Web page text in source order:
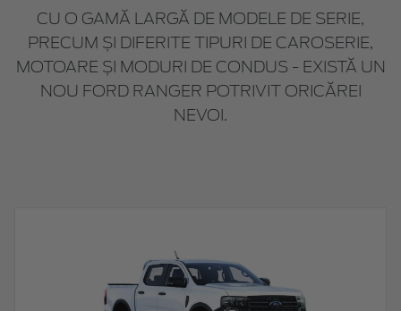
CU O GAMĂ LARGĂ DE MODELE DE SERIE,
PRECUM ȘI DIFERITE TIPURI DE CAROSERIE,
MOTOARE ȘI MODURI DE CONDUS - EXISTĂ UN
NOU FORD RANGER POTRIVIT ORICĂREI
NEVOI.